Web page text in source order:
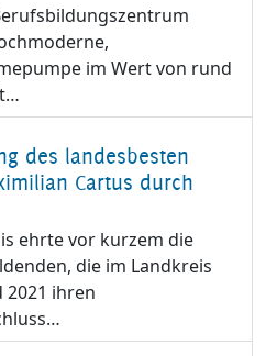
im Wert von rund
des landesbesten
Cartus durch
ehrte vor kurzem die
die im Landkreis
2021 ihren